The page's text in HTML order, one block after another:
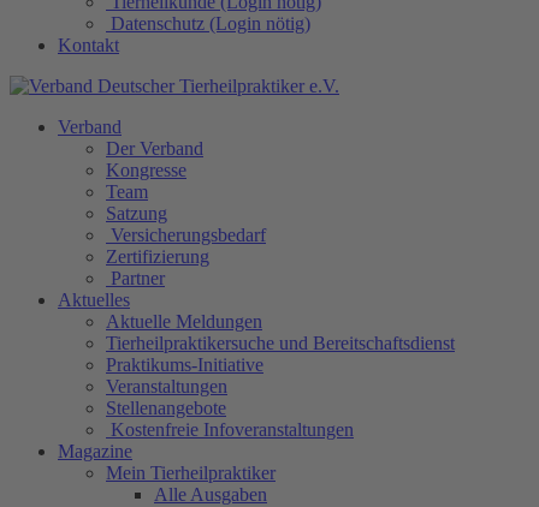
Datenschutz (Login nötig)
Kontakt
Verband
Der Verband
Kongresse
Team
Satzung
Versicherungsbedarf
Zertifizierung
Partner
Aktuelles
Aktuelle Meldungen
Tierheilpraktikersuche und Bereitschaftsdienst
Praktikums-Initiative
Veranstaltungen
Stellenangebote
Kostenfreie Infoveranstaltungen
Magazine
Mein Tierheilpraktiker
Alle Ausgaben